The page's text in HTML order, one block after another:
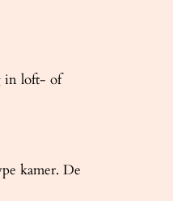
in loft- of
kamer. De